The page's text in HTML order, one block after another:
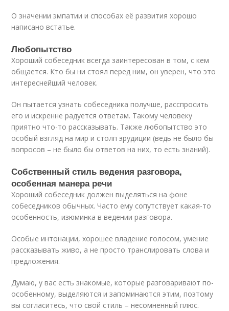
О значении эмпатии и способах её развития хорошо
написано встатье.
Любопытство
Хороший собеседник всегда заинтересован в том, с кем
общается. Кто бы ни стоял перед ним, он уверен, что это
интереснейший человек.
Он пытается узнать собеседника получше, расспросить
его и искренне радуется ответам. Такому человеку
приятно что-то рассказывать. Также любопытство это
особый взгляд на мир и столп эрудиции (ведь не было бы
вопросов – не было бы ответов на них, то есть знаний).
Собственный стиль ведения разговора,
особенная манера речи
Хороший собеседник должен выделяться на фоне
собеседников обычных. Часто ему сопутствует какая-то
особенность, изюминка в ведении разговора.
Особые интонации, хорошее владение голосом, умение
рассказывать живо, а не просто транслировать слова и
предложения.
Думаю, у вас есть знакомые, которые разговаривают по-
особенному, выделяются и запоминаются этим, поэтому
вы согласитесь, что свой стиль – несомненный плюс.